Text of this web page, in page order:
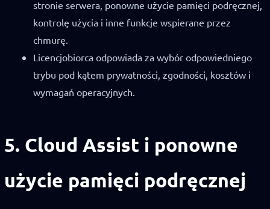
stronie serwera, ponowne użycie pamięci podręcznej,
kontrolę użycia i inne funkcje wspierane przez
chmurę.
Licencjobiorca odpowiada za wybór odpowiedniego
trybu pod kątem prywatności, zgodności, kosztów i
wymagań operacyjnych.
5. Cloud Assist i ponowne
użycie pamięci podręcznej